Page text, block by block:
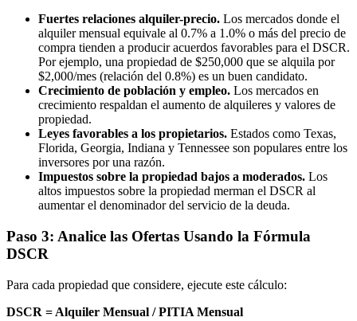
Fuertes relaciones alquiler-precio. Los mercados donde el
alquiler mensual equivale al 0.7% a 1.0% o más del precio de
compra tienden a producir acuerdos favorables para el DSCR.
Por ejemplo, una propiedad de $250,000 que se alquila por
$2,000/mes (relación del 0.8%) es un buen candidato.
Crecimiento de población y empleo. Los mercados en
crecimiento respaldan el aumento de alquileres y valores de
propiedad.
Leyes favorables a los propietarios. Estados como Texas,
Florida, Georgia, Indiana y Tennessee son populares entre los
inversores por una razón.
Impuestos sobre la propiedad bajos a moderados. Los
altos impuestos sobre la propiedad merman el DSCR al
aumentar el denominador del servicio de la deuda.
Paso 3: Analice las Ofertas Usando la Fórmula
DSCR
Para cada propiedad que considere, ejecute este cálculo:
DSCR = Alquiler Mensual / PITIA Mensual